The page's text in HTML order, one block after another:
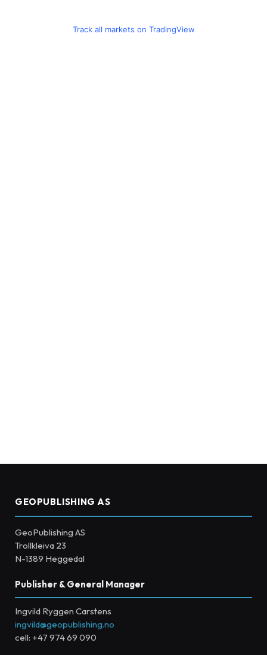
Track all markets on TradingView
GEOPUBLISHING AS
GeoPublishing AS
Trollkleiva 23
N-1389 Heggedal
Publisher & General Manager
Ingvild Ryggen Carstens
ingvild@geopublishing.no
cell: +47 974 69 090